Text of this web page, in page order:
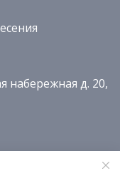
набережная д. 20,